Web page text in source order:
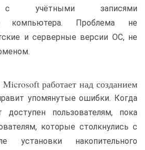
с учётными записями
компьютера. Проблема не
и серверные версии ОС, не
работает над созданием
упомянутые ошибки. Когда
пользователям, пока
которые столкнулись с
установки накопительного